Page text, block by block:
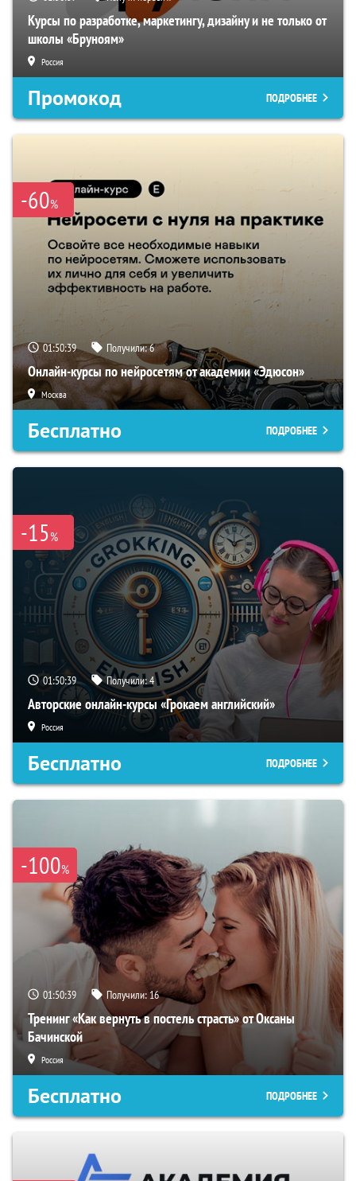
Курсы по разработке, маркетингу, дизайну и не только от
школы «Бруноям»
Россия
Промокод ПОДРОБНЕЕ
-60%
01:50:38 Получили:6
Онлайн-курсы по нейросетям от академии «Эдюсон»
Москва
Бесплатно ПОДРОБНЕЕ
-15%
01:50:38 Получили:4
Авторские онлайн-курсы «Грокаем английский»
Россия
Бесплатно ПОДРОБНЕЕ
-100%
01:50:38 Получили:16
Тренинг «Как вернуть в постель страсть» от Оксаны
Бачинской
Россия
Бесплатно ПОДРОБНЕЕ